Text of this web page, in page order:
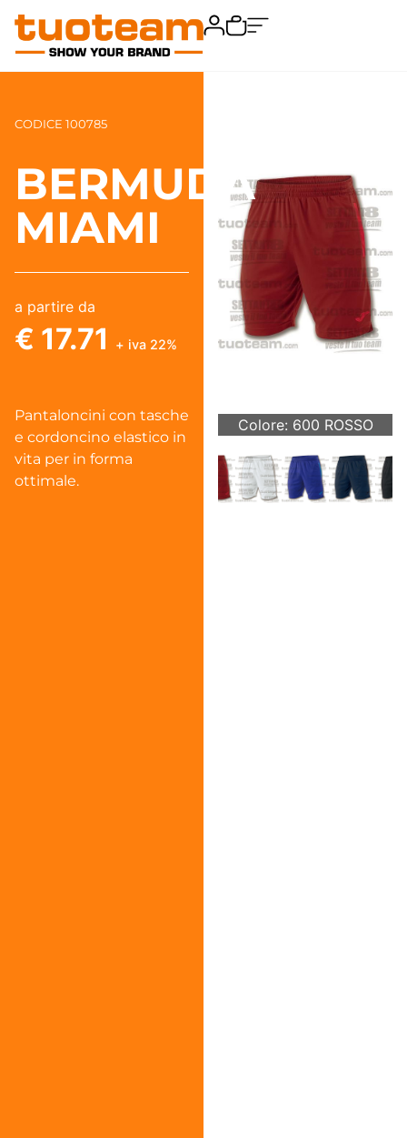
Colore: 600 ROSSO
CODICE 100785
BERMUDA
MIAMI
a partire da
€ 17.71 + iva 22%
Pantaloncini con tasche
e cordoncino elastico in
vita per in forma
ottimale.